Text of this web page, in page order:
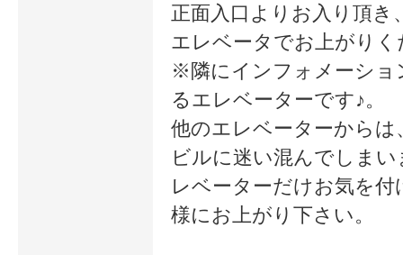
美人かどうかではなく、自分が最
見えるイメージ作りを教わりまし
友達もできました！
ありがとうございました☆
他のスクールで学んだ方にも、も
正面入口よりお入り頂き
エレベータでお上がりく
※隣にインフォメーショ
るエレベーターです♪。
他のエレベーターからは
ビルに迷い混んでしま
レベーターだけお気を
様にお上がり下さい。